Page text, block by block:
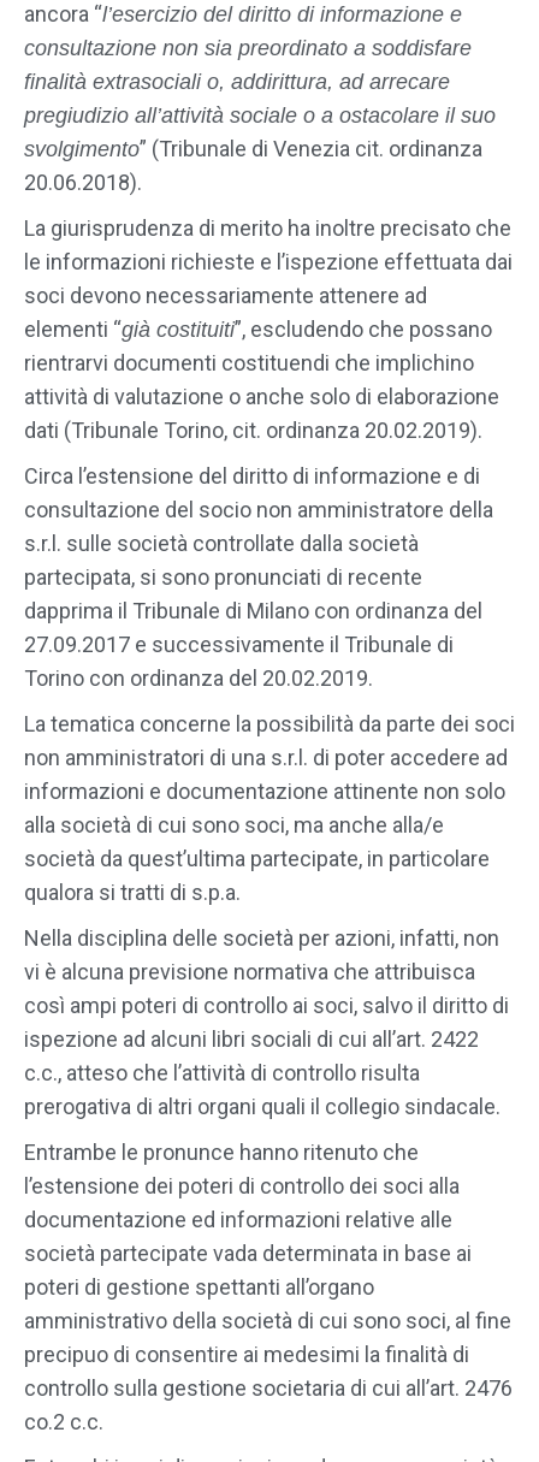
ancora “l’esercizio del diritto di informazione e
consultazione non sia preordinato a soddisfare
finalità extrasociali o, addirittura, ad arrecare
pregiudizio all’attività sociale o a ostacolare il suo
svolgimento” (Tribunale di Venezia cit. ordinanza
20.06.2018).
La giurisprudenza di merito ha inoltre precisato che
le informazioni richieste e l’ispezione effettuata dai
soci devono necessariamente attenere ad
elementi “già costituiti”, escludendo che possano
rientrarvi documenti costituendi che implichino
attività di valutazione o anche solo di elaborazione
dati (Tribunale Torino, cit. ordinanza 20.02.2019).
Circa l’estensione del diritto di informazione e di
consultazione del socio non amministratore della
s.r.l. sulle società controllate dalla società
partecipata, si sono pronunciati di recente
dapprima il Tribunale di Milano con ordinanza del
27.09.2017 e successivamente il Tribunale di
Torino con ordinanza del 20.02.2019.
La tematica concerne la possibilità da parte dei soci
non amministratori di una s.r.l. di poter accedere ad
informazioni e documentazione attinente non solo
alla società di cui sono soci, ma anche alla/e
società da quest’ultima partecipate, in particolare
qualora si tratti di s.p.a.
Nella disciplina delle società per azioni, infatti, non
vi è alcuna previsione normativa che attribuisca
così ampi poteri di controllo ai soci, salvo il diritto di
ispezione ad alcuni libri sociali di cui all’art. 2422
c.c., atteso che l’attività di controllo risulta
prerogativa di altri organi quali il collegio sindacale.
Entrambe le pronunce hanno ritenuto che
l’estensione dei poteri di controllo dei soci alla
documentazione ed informazioni relative alle
società partecipate vada determinata in base ai
poteri di gestione spettanti all’organo
amministrativo della società di cui sono soci, al fine
precipuo di consentire ai medesimi la finalità di
controllo sulla gestione societaria di cui all’art. 2476
co.2 c.c.